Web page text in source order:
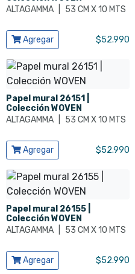
ALTAGAMMA
53 CM X 10 MTS
Ver producto
Agregar $52.990
Papel mural 26151 |
Colección WOVEN
ALTAGAMMA
53 CM X 10 MTS
Ver producto
Agregar $52.990
Papel mural 26155 |
Colección WOVEN
ALTAGAMMA
53 CM X 10 MTS
Ver producto
Agregar $52.990